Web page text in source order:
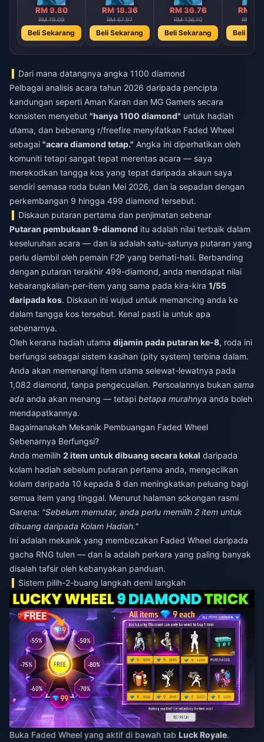
RM 9.80
RM 19.09
Beli Sekarang
RM 18.36
RM 67.97
Beli Sekarang
RM 36.76
RM 136.10
Beli Sekarang
RM
RM
Beli
Dari mana datangnya angka 1100 diamond
Pelbagai analisis acara tahun 2026 daripada pencipta
kandungan seperti Aman Karan dan MG Gamers secara
konsisten menyebut "hanya 1100 diamond" untuk hadiah
utama, dan bebenang r/freefire menyifatkan Faded Wheel
sebagai "acara diamond tetap." Angka ini diperhatikan oleh
komuniti tetapi sangat tepat merentas acara — saya
merekodkan tangga kos yang tepat daripada akaun saya
sendiri semasa roda bulan Mei 2026, dan ia sepadan dengan
perkembangan 9 hingga 499 diamond tersebut.
Diskaun putaran pertama dan penjimatan sebenar
Putaran pembukaan 9-diamond itu adalah nilai terbaik dalam
keseluruhan acara — dan ia adalah satu-satunya putaran yang
perlu diambil oleh pemain F2P yang berhati-hati. Berbanding
dengan putaran terakhir 499-diamond, anda mendapat nilai
kebarangkalian-per-item yang sama pada kira-kira 1/55
daripada kos. Diskaun ini wujud untuk memancing anda ke
dalam tangga kos tersebut. Kenal pasti ia untuk apa
sebenarnya.
Oleh kerana hadiah utama dijamin pada putaran ke-8, roda ini
berfungsi sebagai sistem kasihan (pity system) terbina dalam.
Anda akan memenangi item utama selewat-lewatnya pada
1,082 diamond, tanpa pengecualian. Persoalannya bukan sama
ada anda akan menang — tetapi betapa murahnya anda boleh
mendapatkannya.
Bagaimanakah Mekanik Pembuangan Faded Wheel
Sebenarnya Berfungsi?
Anda memilih 2 item untuk dibuang secara kekal daripada
kolam hadiah sebelum putaran pertama anda, mengecilkan
kolam daripada 10 kepada 8 dan meningkatkan peluang bagi
semua item yang tinggal. Menurut halaman sokongan rasmi
Garena: "Sebelum memutar, anda perlu memilih 2 item untuk
dibuang daripada Kolam Hadiah."
Ini adalah mekanik yang membezakan Faded Wheel daripada
gacha RNG tulen — dan ia adalah perkara yang paling banyak
disalah tafsir oleh kebanyakan panduan.
Sistem pilih-2-buang langkah demi langkah
Buka Faded Wheel yang aktif di bawah tab Luck Royale.